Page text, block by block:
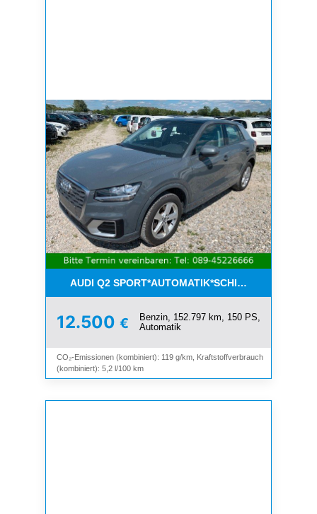
AUDI Q2 SPORT*AUTOMATIK*SCHIEBEDACH*8-
12.500 €
Benzin, 152.797 km, 150 PS,
Automatik
CO₂-Emissionen (kombiniert): 119 g/km, Kraftstoffverbrauch
(kombiniert): 5,2 l/100 km